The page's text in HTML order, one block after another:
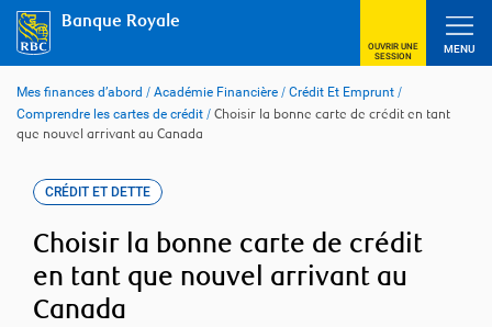
content
Banque Royale
OUVRIR UNE
SESSION
MENU
Mes finances d’abord / Académie Financière / Crédit Et Emprunt /
Comprendre les cartes de crédit / Choisir la bonne carte de crédit en tant
que nouvel arrivant au Canada
CRÉDIT ET DETTE
Choisir la bonne carte de crédit
en tant que nouvel arrivant au
Canada